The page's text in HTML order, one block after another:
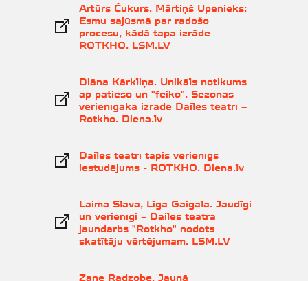
Artūrs Čukurs. Mārtiņš Upenieks:
Esmu sajūsmā par radošo
procesu, kādā tapa izrāde
ROTKHO. LSM.LV
Diāna Kārkliņa. Unikāls notikums
ap patieso un "feiko". Sezonas
vērienīgākā izrāde Dailes teātrī –
Rotkho. Diena.lv
Dailes teātrī tapis vērienīgs
iestudējums - ROTKHO. Diena.lv
Laima Slava, Līga Gaigala. Jaudīgi
un vērienīgi – Dailes teātra
jaundarbs "Rotkho" nodots
skatītāju vērtējumam. LSM.LV
Zane Radzobe. Jaunā